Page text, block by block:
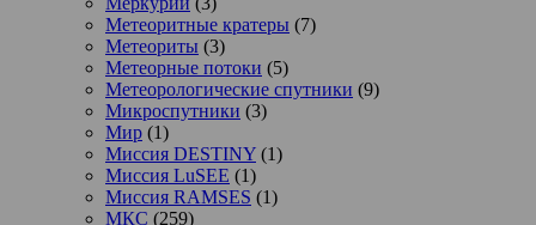
Метеоритные кратеры (7)
Метеориты (3)
Метеорные потоки (5)
Метеорологические спутники (9)
Микроспутники (3)
Мир (1)
Миссия DESTINY (1)
Миссия LuSEE (1)
Миссия RAMSES (1)
МКС (259)